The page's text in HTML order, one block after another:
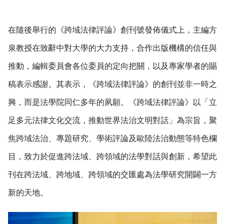
在隨後舉行的《跨域法律評論》創刊號發佈儀式上，主編方
泉教授在致辭中對大學的大力支持，合作出版機構的信任與
推動，編輯委員會各位委員的定向把關，以及專家學者的賜
稿表示感謝。其表示，《跨域法律評論》的創刊並非一時之
興，而是法學院同仁多年的夙願。《跨域法律評論》以「立
足多元法律文化交流，推動世界法治文明對話」為宗旨，聚
焦跨域法治、專題研究、學術評論及歐陸法治動態等特色欄
目，致力於促進跨法域、跨領域的法學對話與創新，希望此
刊在跨法域、跨地域、跨領域的交匯處為法學研究開闢一方
新的天地。